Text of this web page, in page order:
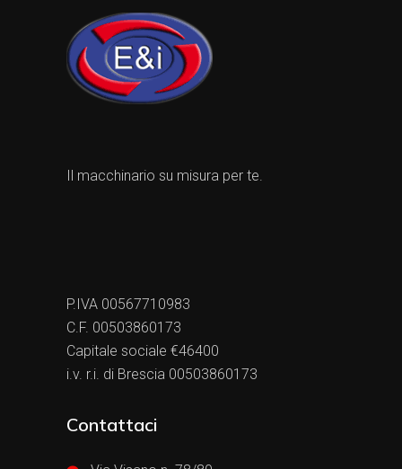
Il macchinario su misura per te.
P.IVA 00567710983
C.F. 00503860173
Capitale sociale €46400
i.v. r.i. di Brescia 00503860173
Contattaci